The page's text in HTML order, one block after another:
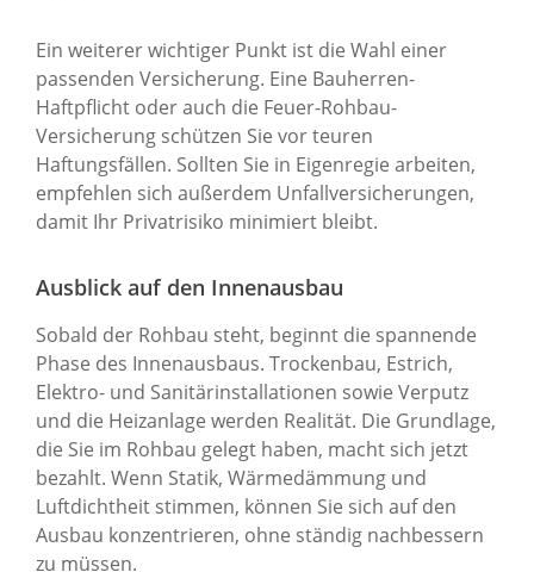
Ein weiterer wichtiger Punkt ist die Wahl einer
passenden Versicherung. Eine Bauherren-
Haftpflicht oder auch die Feuer-Rohbau-
Versicherung schützen Sie vor teuren
Haftungsfällen. Sollten Sie in Eigenregie arbeiten,
empfehlen sich außerdem Unfallversicherungen,
damit Ihr Privatrisiko minimiert bleibt.
Ausblick auf den Innenausbau
Sobald der Rohbau steht, beginnt die spannende
Phase des Innenausbaus. Trockenbau, Estrich,
Elektro- und Sanitärinstallationen sowie Verputz
und die Heizanlage werden Realität. Die Grundlage,
die Sie im Rohbau gelegt haben, macht sich jetzt
bezahlt. Wenn Statik, Wärmedämmung und
Luftdichtheit stimmen, können Sie sich auf den
Ausbau konzentrieren, ohne ständig nachbessern
zu müssen.